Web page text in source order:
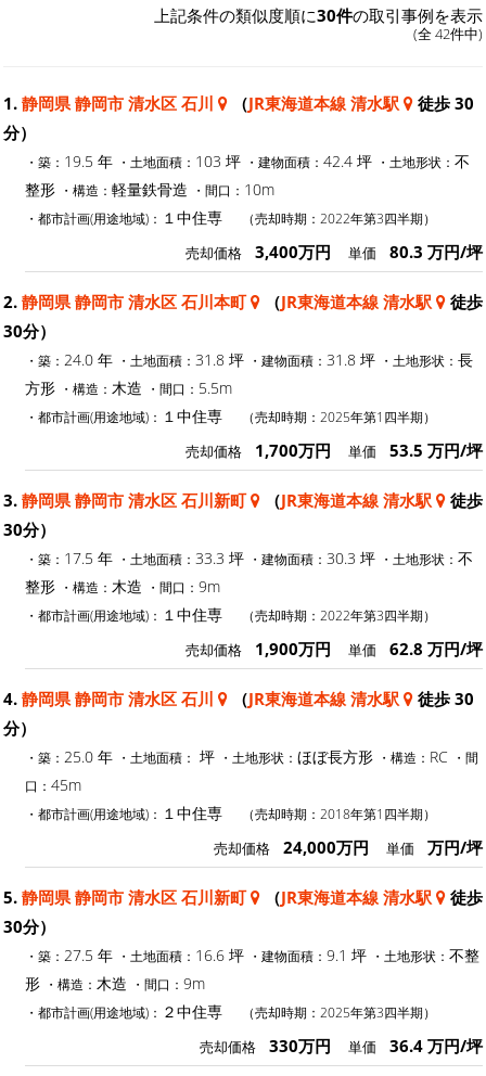
上記条件の類似度順に30件の取引事例を表示
(全 42件中)
1. 静岡県 静岡市 清水区 石川 （JR東海道本線 清水駅
徒歩 30
分）
・築： 19.5 年 ・土地面積： 103 坪 ・建物面積： 42.4 坪 ・土地形状： 不
整形 ・構造： 軽量鉄骨造 ・間口： 10m
・都市計画(用途地域)： １中住専 （売却時期：2022年第3四半期）
売却価格 3,400万円 単価 80.3 万円/坪
2. 静岡県 静岡市 清水区 石川本町 （JR東海道本線 清水駅
徒歩
30分）
・築： 24.0 年 ・土地面積： 31.8 坪 ・建物面積： 31.8 坪 ・土地形状： 長
方形 ・構造： 木造 ・間口： 5.5m
・都市計画(用途地域)： １中住専 （売却時期：2025年第1四半期）
売却価格 1,700万円 単価 53.5 万円/坪
3. 静岡県 静岡市 清水区 石川新町 （JR東海道本線 清水駅
徒歩
30分）
・築： 17.5 年 ・土地面積： 33.3 坪 ・建物面積： 30.3 坪 ・土地形状： 不
整形 ・構造： 木造 ・間口： 9m
・都市計画(用途地域)： １中住専 （売却時期：2022年第3四半期）
売却価格 1,900万円 単価 62.8 万円/坪
4. 静岡県 静岡市 清水区 石川 （JR東海道本線 清水駅
徒歩 30
分）
・築： 25.0 年 ・土地面積： 坪 ・土地形状： ほぼ長方形 ・構造： RC
・間
口： 45m
・都市計画(用途地域)： １中住専 （売却時期：2018年第1四半期）
売却価格 24,000万円 単価 万円/坪
5. 静岡県 静岡市 清水区 石川新町 （JR東海道本線 清水駅
徒歩
30分）
・築： 27.5 年 ・土地面積： 16.6 坪 ・建物面積： 9.1 坪 ・土地形状： 不整
形 ・構造： 木造 ・間口： 9m
・都市計画(用途地域)： ２中住専 （売却時期：2025年第3四半期）
売却価格 330万円 単価 36.4 万円/坪